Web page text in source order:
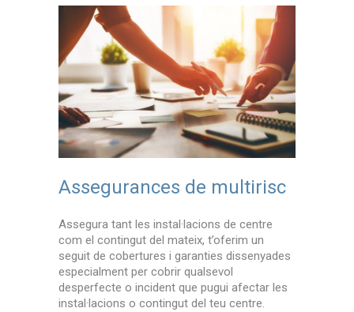
Assegurances de multirisc
Assegura tant les instal·lacions de centre
com el contingut del mateix, t’oferim un
seguit de cobertures i garanties dissenyades
especialment per cobrir qualsevol
desperfecte o incident que pugui afectar les
instal·lacions o contingut del teu centre.